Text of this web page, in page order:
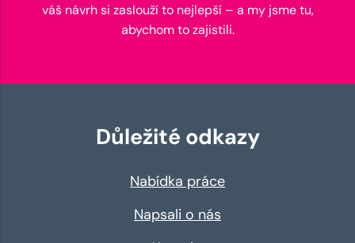
váš návrh si zaslouží to nejlepší – a my jsme tu,
abychom to zajistili.
Důležité odkazy
Nabídka práce
Napsali o nás